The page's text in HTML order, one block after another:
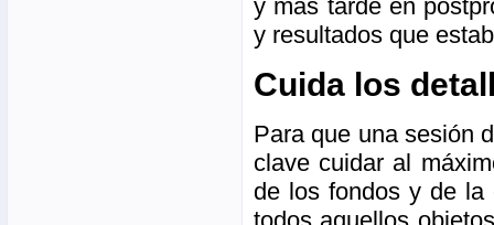
y más tarde en
y resultados que
Cuida los
Para que una sesión
clave cuidar al
de los fondos y de la